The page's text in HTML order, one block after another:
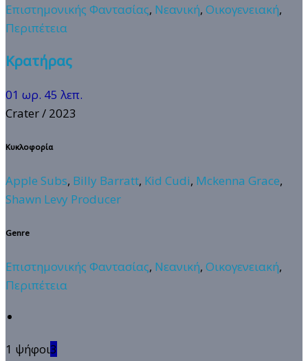
Επιστημονικής Φαντασίας, Νεανική, Οικογενειακή,
Περιπέτεια
Κρατήρας
01 ωρ. 45 λεπ.
Crater/ 2023
Κυκλοφορία
Apple Subs, Billy Barratt, Kid Cudi, Mckenna Grace,
Shawn Levy Producer
Genre
Επιστημονικής Φαντασίας, Νεανική, Οικογενειακή,
Περιπέτεια
1 ψήφοι3